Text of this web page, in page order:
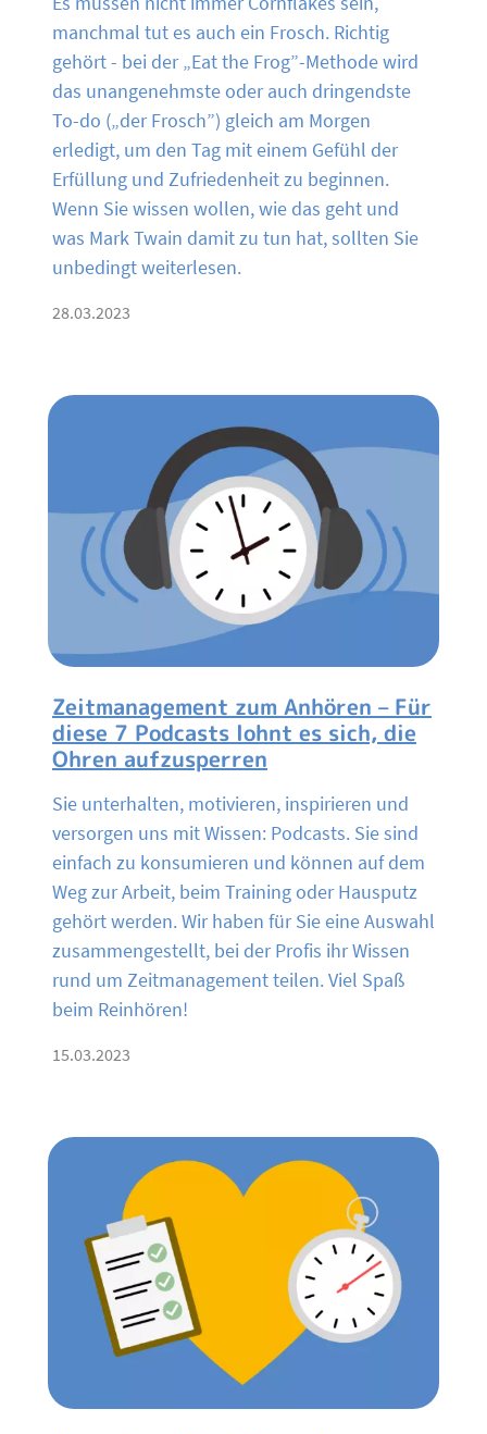
manchmal tut es auch ein Frosch. Richtig
gehört - bei der „Eat the Frog”-Methode wird
das unangenehmste oder auch dringendste
To-do („der Frosch”) gleich am Morgen
erledigt, um den Tag mit einem Gefühl der
Erfüllung und Zufriedenheit zu beginnen.
Wenn Sie wissen wollen, wie das geht und
was Mark Twain damit zu tun hat, sollten Sie
unbedingt weiterlesen.
28.03.2023
Zeitmanagement zum Anhören – Für
diese 7 Podcasts lohnt es sich, die
Ohren aufzusperren
Sie unterhalten, motivieren, inspirieren und
versorgen uns mit Wissen: Podcasts. Sie sind
einfach zu konsumieren und können auf dem
Weg zur Arbeit, beim Training oder Hausputz
gehört werden. Wir haben für Sie eine Auswahl
zusammengestellt, bei der Profis ihr Wissen
rund um Zeitmanagement teilen. Viel Spaß
beim Reinhören!
15.03.2023